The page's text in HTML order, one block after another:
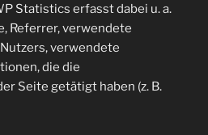
Statistics erfasst dabei u. a.
Referrer, verwendete
verwendete
die die
Seite getätigt haben (z. B.